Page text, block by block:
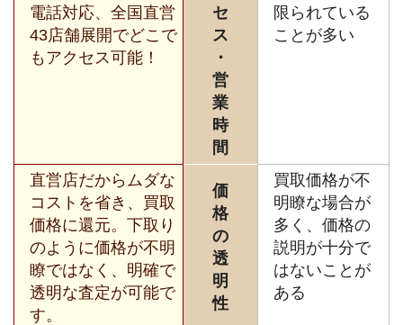
電話対応、全国直営
43店舗展開でどこで
もアクセス可能！
セ
ス
・
営
業
時
間
限られている
ことが多い
直営店だからムダな
コストを省き、買取
価格に還元。下取り
のように価格が不明
瞭ではなく、明確で
透明な査定が可能で
す。
価
格
の
透
明
性
買取価格が不
明瞭な場合が
多く、価格の
説明が十分で
はないことが
ある